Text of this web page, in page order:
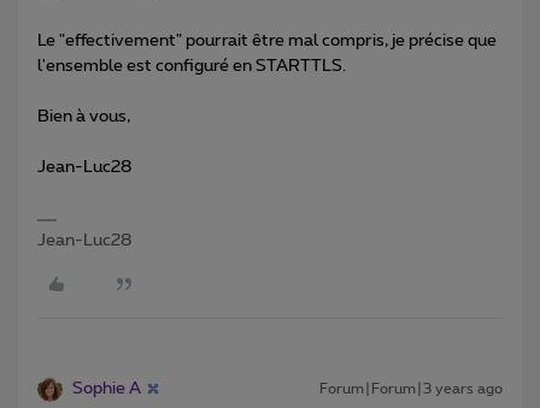
Le "effectivement" pourrait être mal compris, je précise que
l'ensemble est configuré en STARTTLS.
Bien à vous,
Jean-Luc28
Jean-Luc28
Sophie A Forum|Forum|3 years ago